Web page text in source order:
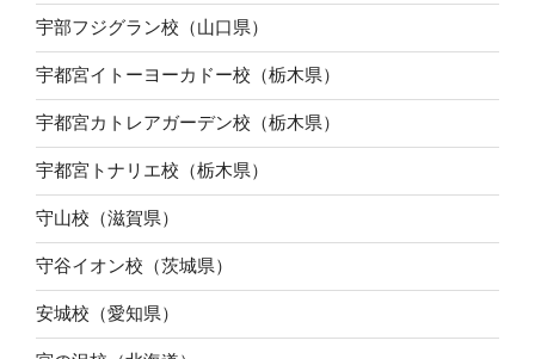
宇部フジグラン校（山口県）
宇都宮イトーヨーカドー校（栃木県）
宇都宮カトレアガーデン校（栃木県）
宇都宮トナリエ校（栃木県）
守山校（滋賀県）
守谷イオン校（茨城県）
安城校（愛知県）